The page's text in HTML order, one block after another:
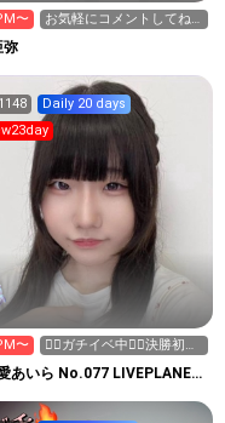
〜
お気軽にコメントしてね
弥
1148
Daily 20 days
〜
❤️‍🔥ガチイベ中❤️‍🔥決勝初
日！1.2倍デー！
あいら No.077 LIVEPLANET